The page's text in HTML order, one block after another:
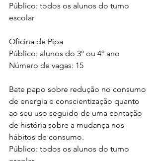
Público: todos os alunos do turno
escolar
Oficina de Pipa
Público: alunos do 3º ou 4º ano
Número de vagas: 15
Bate papo sobre redução no consumo
de energia e conscientização quanto
ao seu uso seguido de uma contação
de história sobre a mudança nos
hábitos de consumo.
Público: todos os alunos do turno